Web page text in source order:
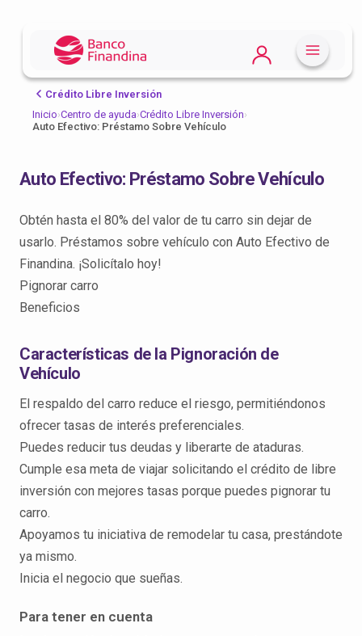
Crédito Libre Inversión
Inicio›Centro de ayuda›Crédito Libre Inversión›
Auto Efectivo: Préstamo Sobre Vehículo
Auto Efectivo: Préstamo Sobre Vehículo
Obtén hasta el 80% del valor de tu carro sin dejar de
usarlo. Préstamos sobre vehículo con Auto Efectivo de
Finandina. ¡Solicítalo hoy!
Pignorar carro
Beneficios
Características de la Pignoración de
Vehículo
El respaldo del carro reduce el riesgo, permitiéndonos
ofrecer tasas de interés preferenciales.
Puedes reducir tus deudas y liberarte de ataduras.
Cumple esa meta de viajar solicitando el crédito de libre
inversión con mejores tasas porque puedes pignorar tu
carro.
Apoyamos tu iniciativa de remodelar tu casa, prestándote
ya mismo.
Inicia el negocio que sueñas.
Para tener en cuenta